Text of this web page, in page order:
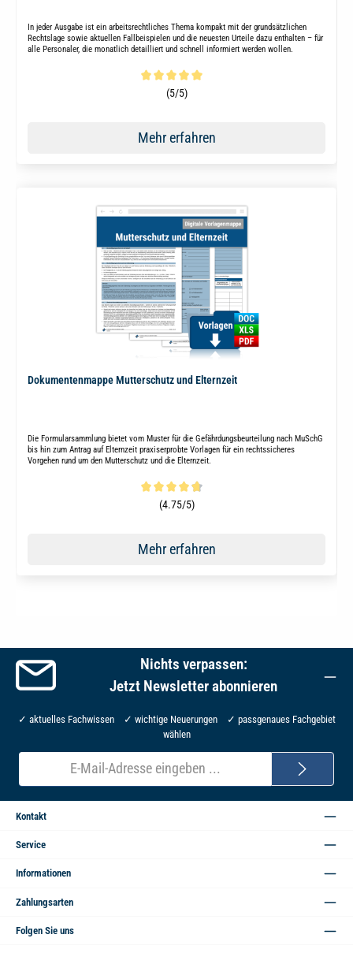
In jeder Ausgabe ist ein arbeitsrechtliches Thema kompakt mit der grundsätzlichen
Rechtslage sowie aktuellen Fallbeispielen und die neuesten Urteile dazu enthalten – für
alle Personaler, die monatlich detailliert und schnell informiert werden wollen.
Durchschnittliche Bewertung von 5 von 5 Sternen
(5/5)
Mehr erfahren
Dokumentenmappe Mutterschutz und Elternzeit
Die Formularsammlung bietet vom Muster für die Gefährdungsbeurteilung nach MuSchG
bis hin zum Antrag auf Elternzeit praxiserprobte Vorlagen für ein rechtssicheres
Vorgehen rund um den Mutterschutz und die Elternzeit.
Durchschnittliche Bewertung von 4.8 von 5 Sternen
(4.75/5)
Mehr erfahren
Nichts verpassen:
Jetzt Newsletter abonnieren
✓ aktuelles Fachwissen ✓ wichtige Neuerungen ✓ passgenaues Fachgebiet
wählen
E-
Mail-
Adresse*
Kontakt
Service
Informationen
Zahlungsarten
Folgen Sie uns